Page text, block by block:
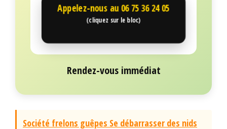
Appelez-nous au06 75 36 24 05
(cliquez sur le bloc)
Rendez-vous immédiat
Société frelons guêpes Se débarrasser des nids